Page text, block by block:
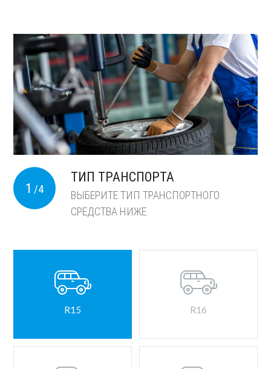
1 /4
ТИП ТРАНСПОРТА
ВЫБЕРИТЕ ТИП ТРАНСПОРТНОГО
СРЕДСТВА НИЖЕ.
R15 R16